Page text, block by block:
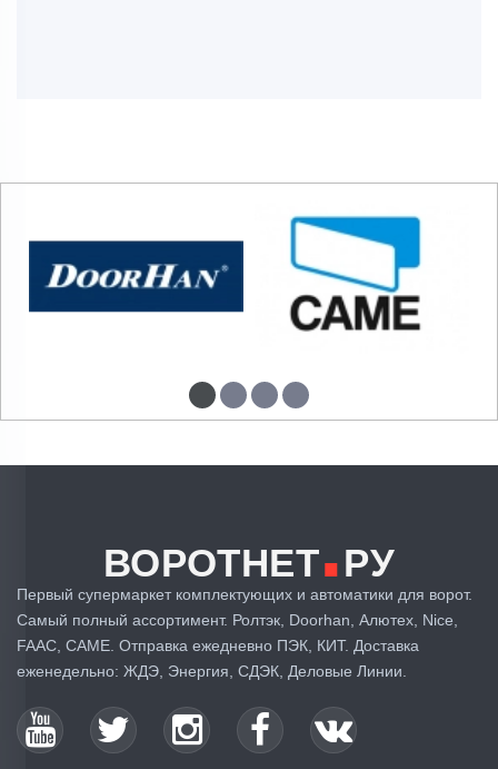
ВОРОТНЕТ.РУ
Первый супермаркет комплектующих и автоматики для ворот.
Самый полный ассортимент. Ролтэк, Doorhan, Алютех, Nice,
FAAC, CAME. Отправка ежедневно ПЭК, КИТ. Доставка
еженедельно: ЖДЭ, Энергия, СДЭК, Деловые Линии.